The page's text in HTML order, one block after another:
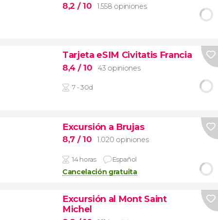
8,2 / 10 1.558 opiniones
Tarjeta eSIM Civitatis Francia
8,4 / 10 43 opiniones
7 - 30d
Excursión a Brujas
8,7 / 10 1.020 opiniones
14 horas Español
Cancelación gratuita
Excursión al Mont Saint
Michel